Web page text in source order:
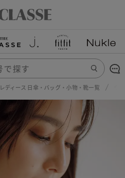
レディース 日傘・バッグ・小物・靴一覧